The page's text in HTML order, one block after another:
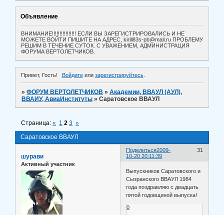
Объявление
ВНИМАНИЕ!!!!!!!!!!!!!!!! ЕСЛИ ВЫ ЗАРЕГИСТРИРОВАЛИСЬ И НЕ
МОЖЕТЕ ВОЙТИ ПИШИТЕ НА АДРЕС, kirill83s-pb@mail.ru ПРОБЛЕМУ
РЕШИМ В ТЕЧЕНИЕ СУТОК. С УВАЖЕНИЕМ, АДМИНИСТРАЦИЯ
ФОРУМА ВЕРТОЛЕТЧИКОВ.
Привет, Гость! Войдитеили зарегистрируйтесь.
»ФОРУМ ВЕРТОЛЕТЧИКОВ »Академии, ВВАУЛ (АУЛ),
ВВАИУ, АвиаИнституты »Саратовское ВВАУЛ
Саратовское ВВАУЛ
Страница:« 1 2 3 »
Поделиться 31
2009-
10-20 20:11:39
шурави
Активный участник
Выпускников Саратовского и
Сызранского ВВАУЛ 1984
года поздравляю с двадцать
пятой годовщиной выпуска!
0